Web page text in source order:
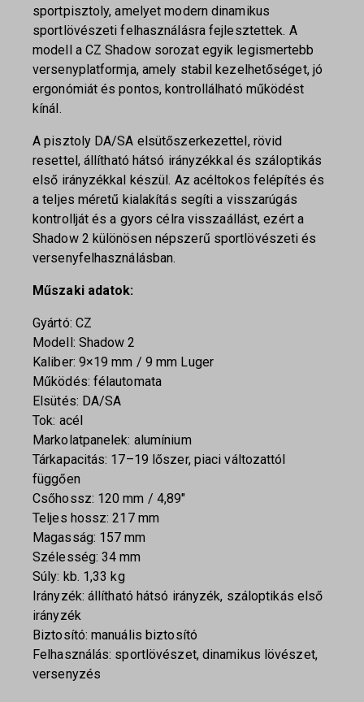
sportpisztoly, amelyet modern dinamikus
sportlövészeti felhasználásra fejlesztettek. A
modell a CZ Shadow sorozat egyik legismertebb
versenyplatformja, amely stabil kezelhetőséget, jó
ergonómiát és pontos, kontrollálható működést
kínál.
A pisztoly DA/SA elsütőszerkezettel, rövid
resettel, állítható hátsó irányzékkal és száloptikás
első irányzékkal készül. Az acéltokos felépítés és
a teljes méretű kialakítás segíti a visszarúgás
kontrollját és a gyors célra visszaállást, ezért a
Shadow 2 különösen népszerű sportlövészeti és
versenyfelhasználásban.
Műszaki adatok:
Gyártó: CZ
Modell: Shadow 2
Kaliber: 9×19 mm / 9 mm Luger
Működés: félautomata
Elsütés: DA/SA
Tok: acél
Markolatpanelek: alumínium
Tárkapacitás: 17–19 lőszer, piaci változattól
függően
Csőhossz: 120 mm / 4,89″
Teljes hossz: 217 mm
Magasság: 157 mm
Szélesség: 34 mm
Súly: kb. 1,33 kg
Irányzék: állítható hátsó irányzék, száloptikás első
irányzék
Biztosító: manuális biztosító
Felhasználás: sportlövészet, dinamikus lövészet,
versenyzés